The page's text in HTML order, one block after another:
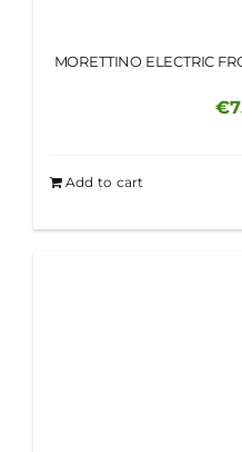
MORETTINO ELECTRIC
€
Add to cart